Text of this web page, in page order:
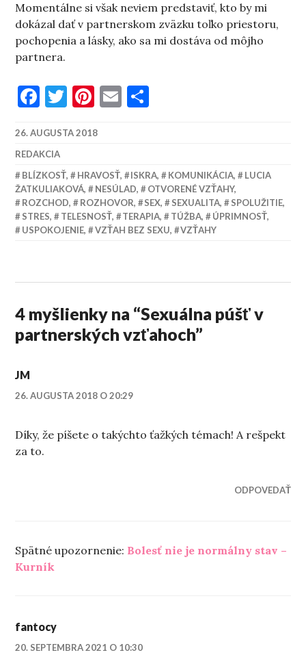
Momentálne si však neviem predstaviť, kto by mi
dokázal dať v partnerskom zväzku toľko priestoru,
pochopenia a lásky, ako sa mi dostáva od môjho
partnera.
Facebook
Twitter
Pinterest
Email
26. AUGUSTA 2018
REDAKCIA
BLÍZKOSŤ, HRAVOSŤ, ISKRA, KOMUNIKÁCIA,
LUCIA
ŽATKULIAKOVÁ, NESÚLAD, OTVORENÉ VZŤAHY,
ROZCHOD, ROZHOVOR, SEX, SEXUALITA, SPOLUŽITIE,
STRES, TELESNOSŤ, TERAPIA, TÚŽBA, ÚPRIMNOSŤ,
USPOKOJENIE, VZŤAH BEZ SEXU, VZŤAHY
4 myšlienky na “Sexuálna púšť v
partnerských vzťahoch”
JM
26. AUGUSTA 2018 O 20:29
Díky, že píšete o takýchto ťažkých témach! A rešpekt
za to.
ODPOVEDAŤ
Spätné upozornenie: Bolesť nie je normálny stav –
Kurník
fantocy
20. SEPTEMBRA 2021 O 10:30